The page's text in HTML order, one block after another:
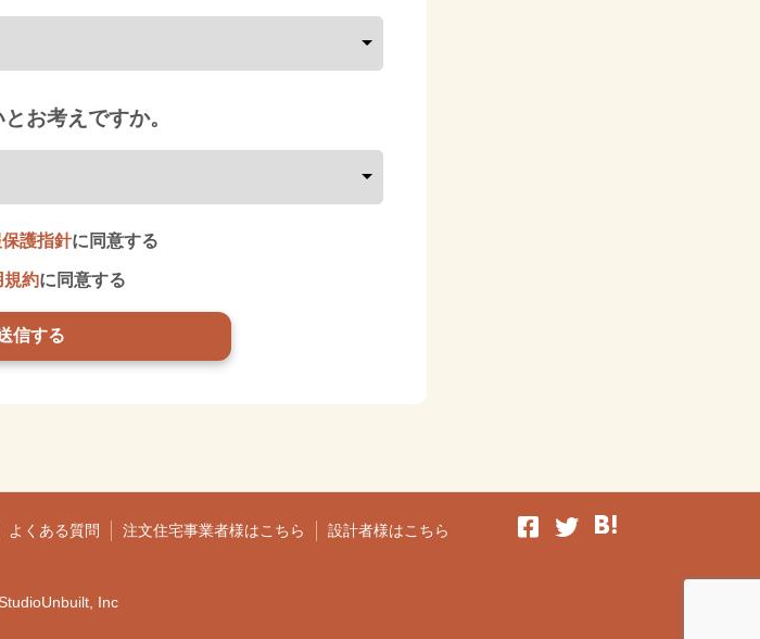
お考えですか。
護指針に同意する
規約に同意する
よくある質問 注文住宅事業者様はこちら
設計者様はこちら
Inc